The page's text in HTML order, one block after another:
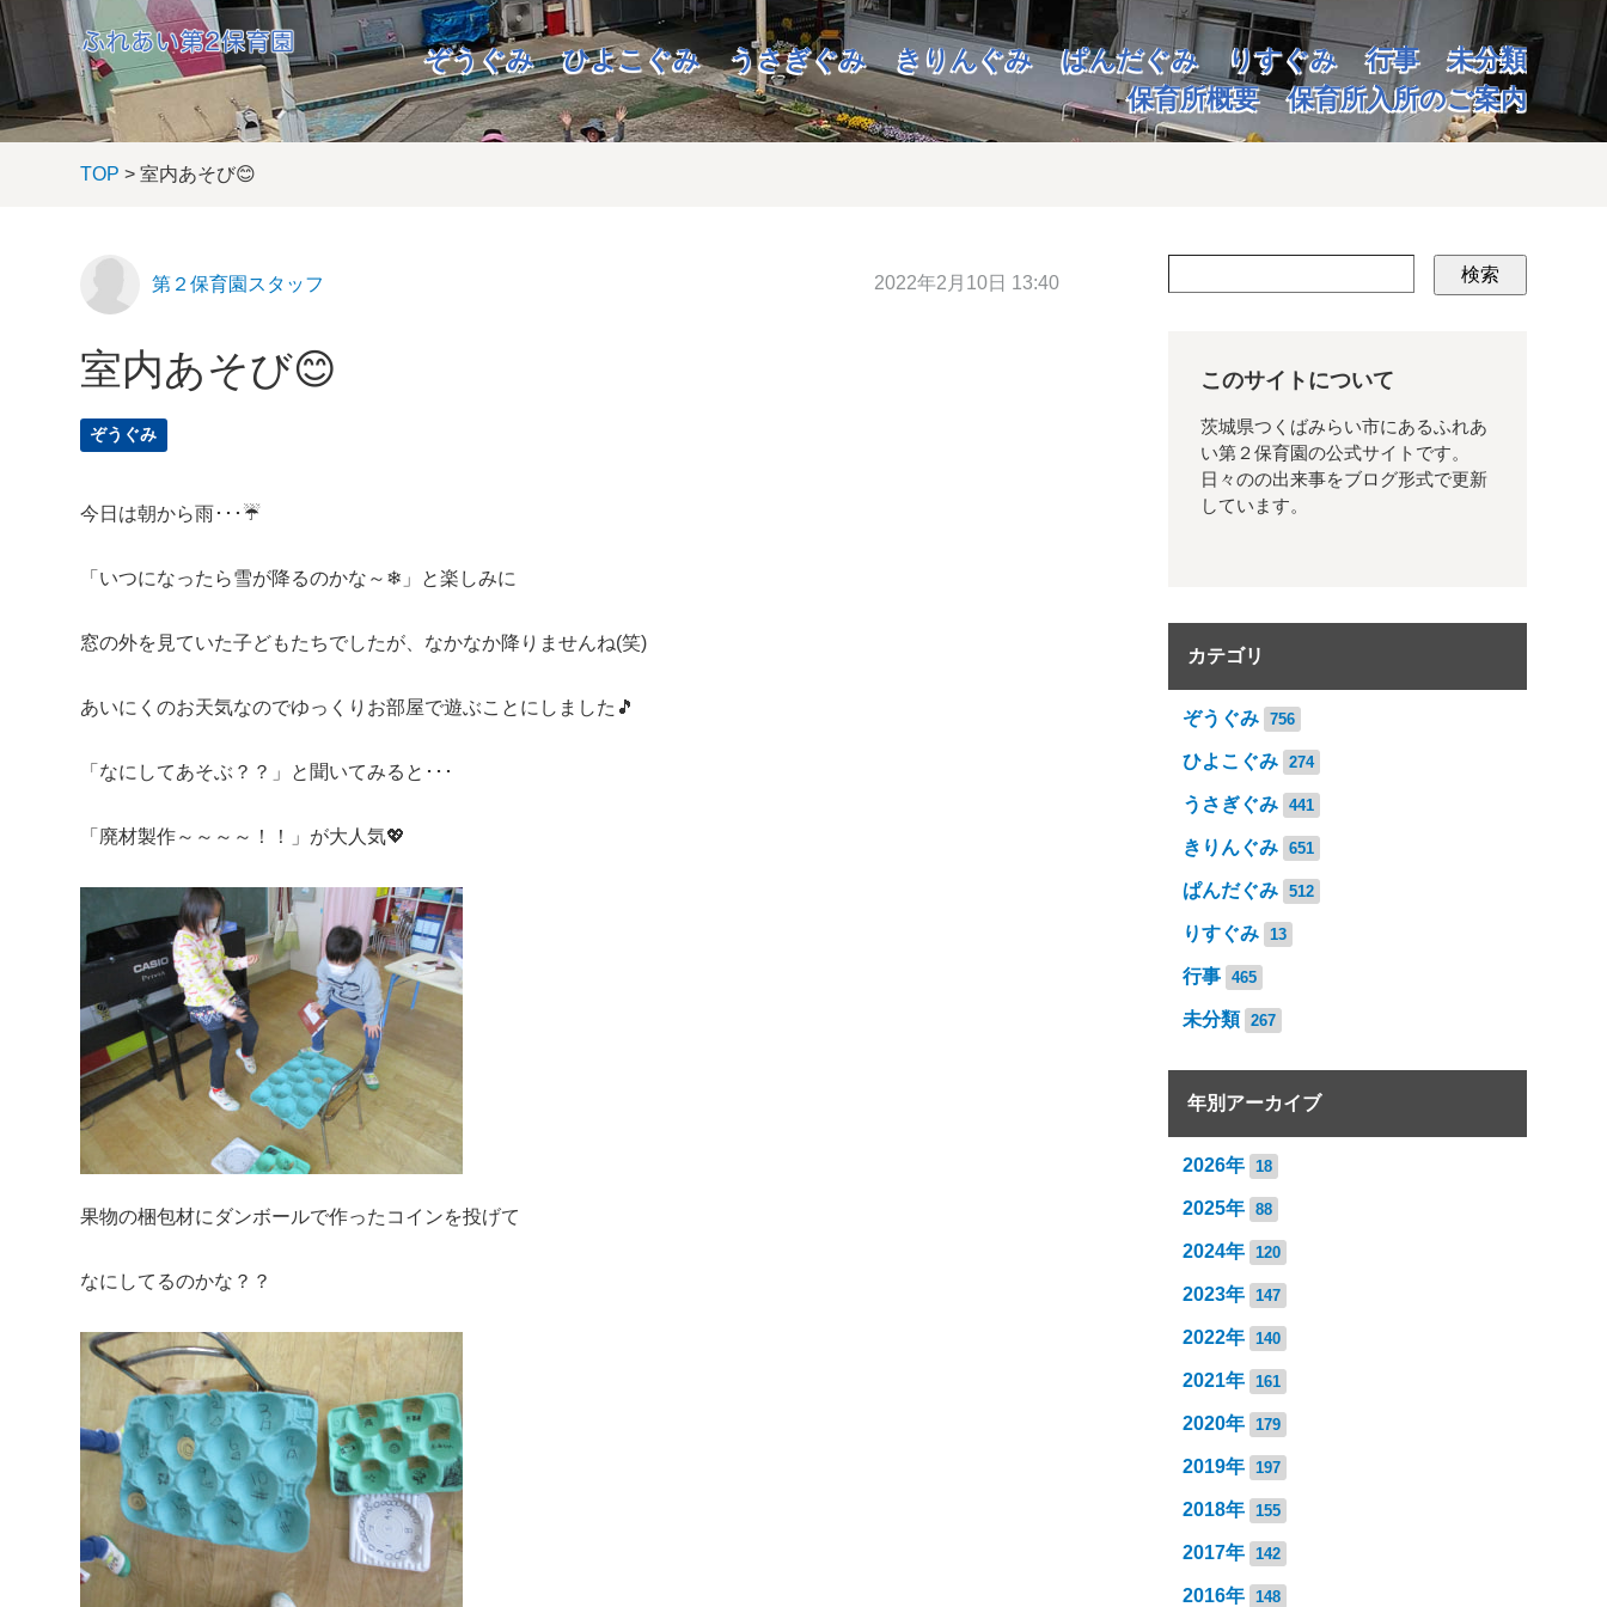
ぞうぐみ ひよこぐみ うさぎぐみ きりんぐみ ぱんだぐみ りすぐみ 行事
未分類
保育所概要
保育所入所のご案内
TOP > 室内あそび😊
第２保育園スタッフ 2022年2月10日 13:40
室内あそび😊
ぞうぐみ
今日は朝から雨･･･☔
「いつになったら雪が降るのかな～❄」と楽しみに
窓の外を見ていた子どもたちでしたが、なかなか降りませんね(笑)
あいにくのお天気なのでゆっくりお部屋で遊ぶことにしました🎵
「なにしてあそぶ？？」と聞いてみると･･･
「廃材製作～～～～！！」が大人気💖
果物の梱包材にダンボールで作ったコインを投げて
なにしてるのかな？？
検索
このサイトについて
茨城県つくばみらい市にあるふれあ
い第２保育園の公式サイトです。
日々のの出来事をブログ形式で更新
しています。
カテゴリ
ぞうぐみ 756
ひよこぐみ 274
うさぎぐみ 441
きりんぐみ 651
ぱんだぐみ 512
りすぐみ 13
行事 465
未分類 267
年別アーカイブ
2026年 18
2025年 88
2024年 120
2023年 147
2022年 140
2021年 161
2020年 179
2019年 197
2018年 155
2017年 142
2016年 148